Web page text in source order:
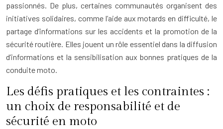
passionnés. De plus, certaines communautés organisent des
initiatives solidaires, comme l’aide aux motards en difficulté, le
partage d’informations sur les accidents et la promotion de la
sécurité routière. Elles jouent un rôle essentiel dans la diffusion
d’informations et la sensibilisation aux bonnes pratiques de la
conduite moto.
Les défis pratiques et les contraintes :
un choix de responsabilité et de
sécurité en moto